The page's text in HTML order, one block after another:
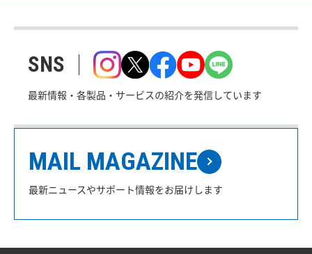
SNS
最新情報・各製品・サービスの紹介を発信しています
MAIL MAGAZINE
最新ニュースやサポート情報をお届けします